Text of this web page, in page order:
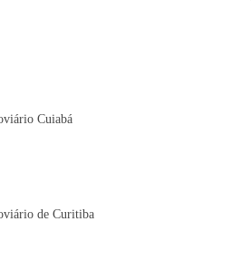
Cuiabá
de Curitiba